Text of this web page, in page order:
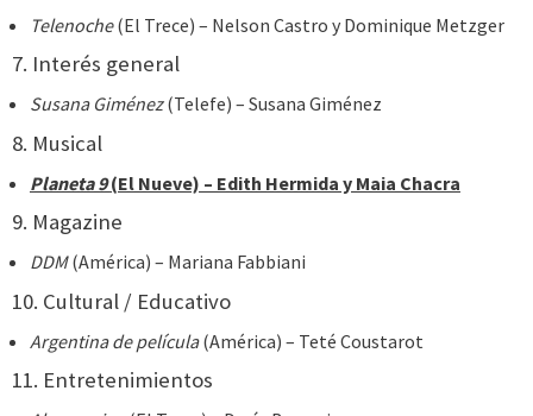
Telenoche(El Trece) – Nelson Castro y Dominique Metzger
7. Interés general
Susana Giménez(Telefe) – Susana Giménez
8. Musical
Planeta 9(El Nueve) – Edith Hermida y Maia Chacra
9. Magazine
DDM(América) – Mariana Fabbiani
10. Cultural / Educativo
Argentina de película(América) – Teté Coustarot
11. Entretenimientos